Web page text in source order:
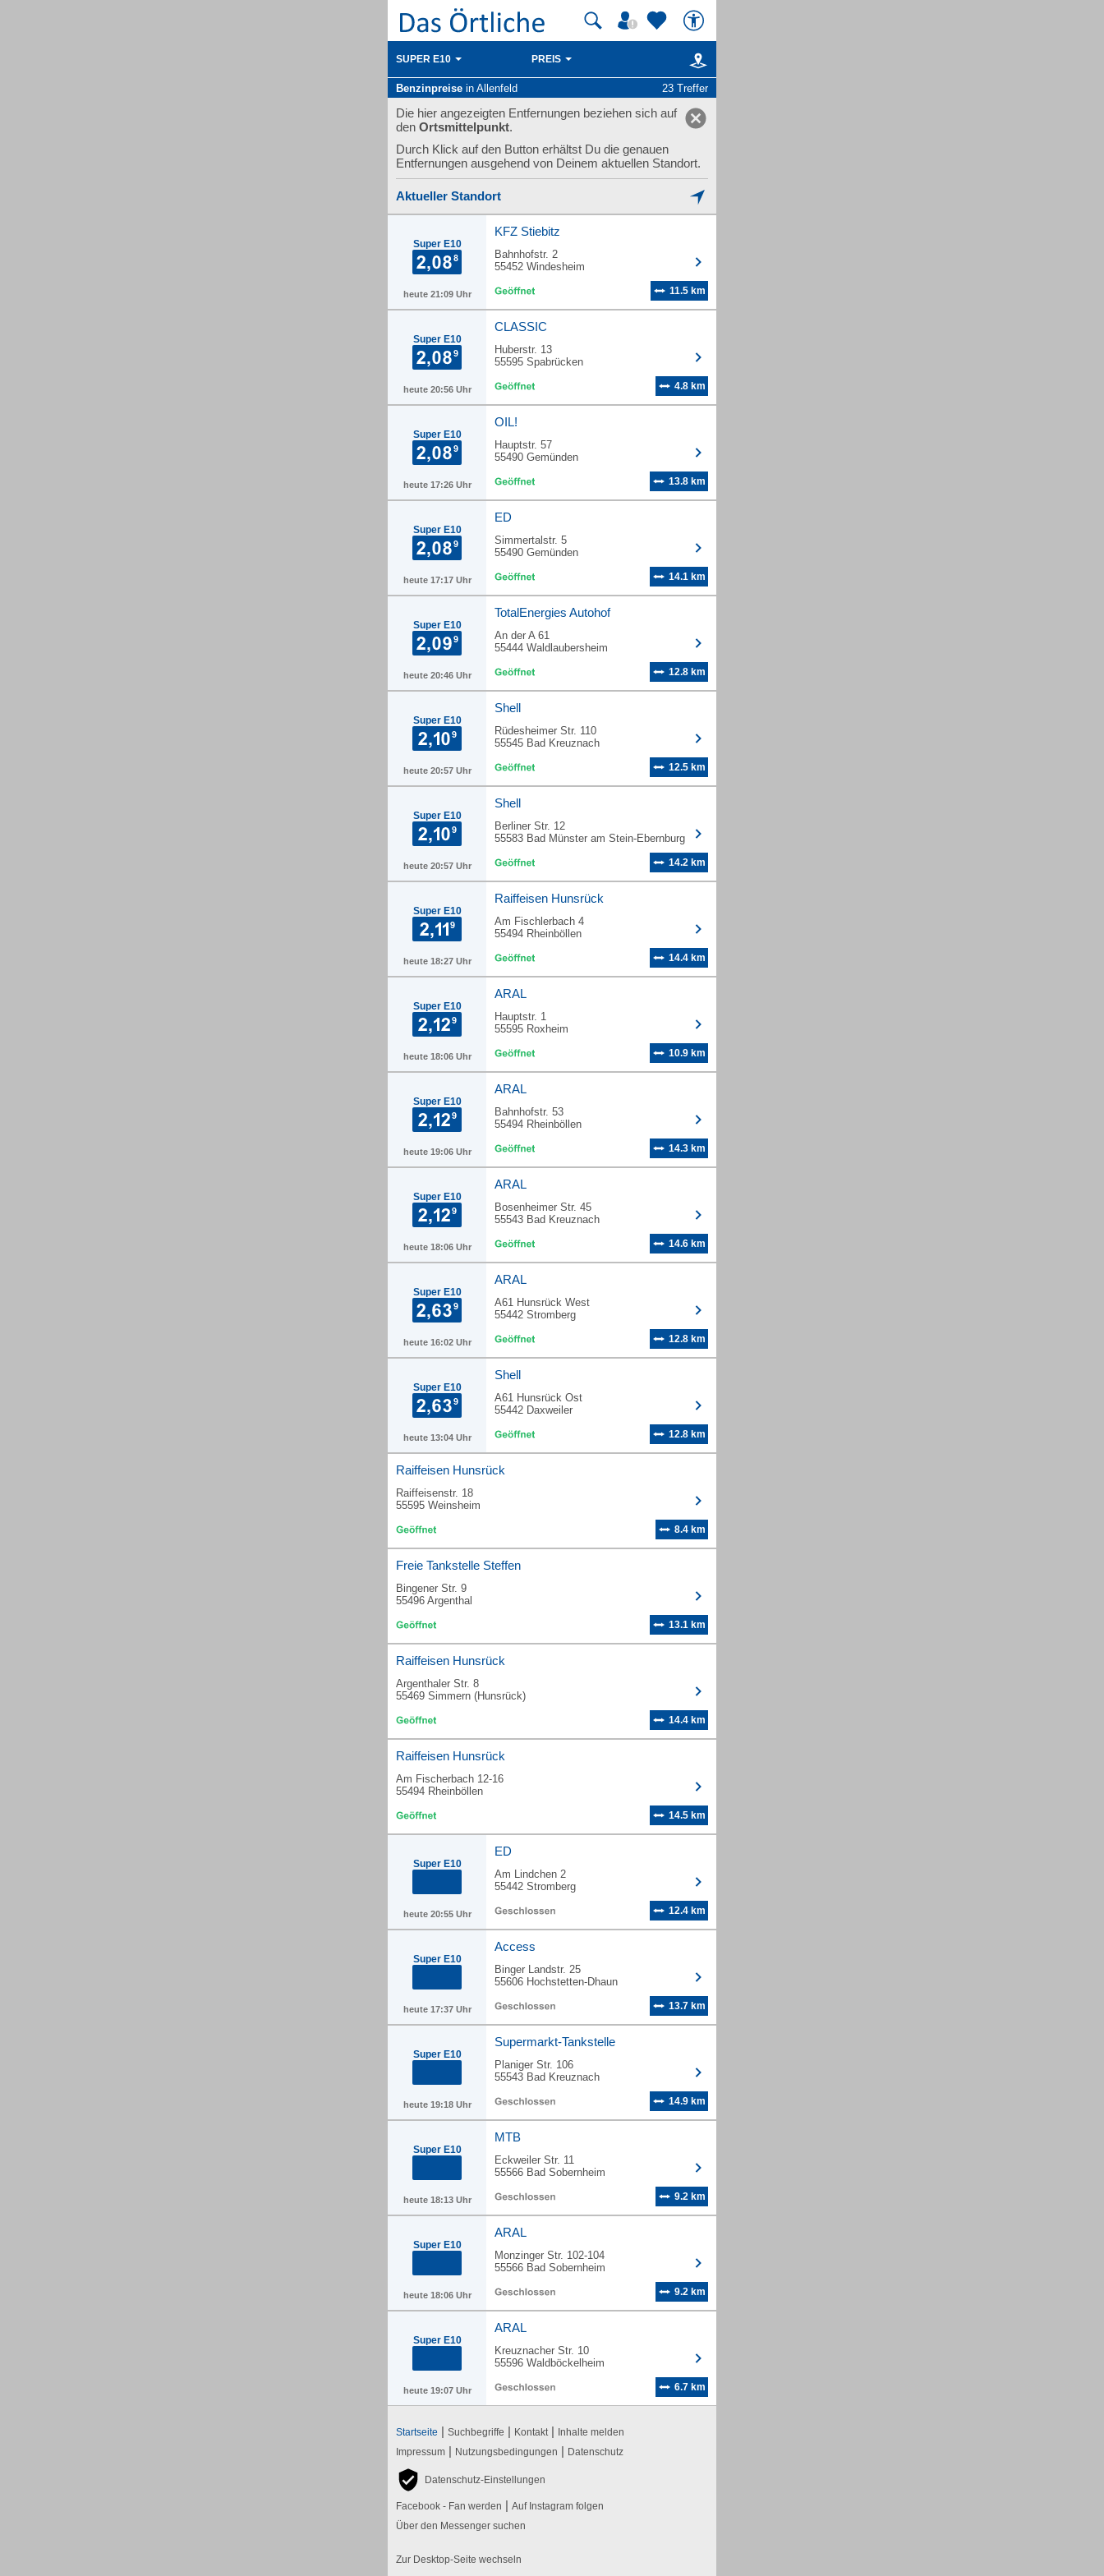
SUPER E10 PREIS
Benzinpreise in Allenfeld 23 Treffer
Die hier angezeigten Entfernungen beziehen sich auf
den Ortsmittelpunkt.
Durch Klick auf den Button erhältst Du die genauen
Entfernungen ausgehend von Deinem aktuellen Standort.
Aktueller Standort
Super E10
heute 21:09 Uhr
KFZ Stiebitz
Bahnhofstr. 2
55452 Windesheim
11.5 km
Super E10
heute 20:56 Uhr
CLASSIC
Huberstr. 13
55595 Spabrücken
4.8 km
Super E10
heute 17:26 Uhr
OIL!
Hauptstr. 57
55490 Gemünden
13.8 km
Super E10
heute 17:17 Uhr
ED
Simmertalstr. 5
55490 Gemünden
14.1 km
Super E10
heute 20:46 Uhr
TotalEnergies Autohof
An der A 61
55444 Waldlaubersheim
12.8 km
Super E10
heute 20:57 Uhr
Shell
Rüdesheimer Str. 110
55545 Bad Kreuznach
12.5 km
Super E10
heute 20:57 Uhr
Shell
Berliner Str. 12
55583 Bad Münster am Stein-Ebernburg
14.2 km
Super E10
heute 18:27 Uhr
Raiffeisen Hunsrück
Am Fischlerbach 4
55494 Rheinböllen
14.4 km
Super E10
heute 18:06 Uhr
ARAL
Hauptstr. 1
55595 Roxheim
10.9 km
Super E10
heute 19:06 Uhr
ARAL
Bahnhofstr. 53
55494 Rheinböllen
14.3 km
Super E10
heute 18:06 Uhr
ARAL
Bosenheimer Str. 45
55543 Bad Kreuznach
14.6 km
Super E10
heute 16:02 Uhr
ARAL
A61 Hunsrück West
55442 Stromberg
12.8 km
Super E10
heute 13:04 Uhr
Shell
A61 Hunsrück Ost
55442 Daxweiler
12.8 km
Raiffeisen Hunsrück
Raiffeisenstr. 18
55595 Weinsheim
8.4 km
Freie Tankstelle Steffen
Bingener Str. 9
55496 Argenthal
13.1 km
Raiffeisen Hunsrück
Argenthaler Str. 8
55469 Simmern (Hunsrück)
14.4 km
Raiffeisen Hunsrück
Am Fischerbach 12-16
55494 Rheinböllen
14.5 km
Super E10
heute 20:55 Uhr
ED
Am Lindchen 2
55442 Stromberg
12.4 km
Super E10
heute 17:37 Uhr
Access
Binger Landstr. 25
55606 Hochstetten-Dhaun
13.7 km
Super E10
heute 19:18 Uhr
Supermarkt-Tankstelle
Planiger Str. 106
55543 Bad Kreuznach
14.9 km
Super E10
heute 18:13 Uhr
MTB
Eckweiler Str. 11
55566 Bad Sobernheim
9.2 km
Super E10
heute 18:06 Uhr
ARAL
Monzinger Str. 102-104
55566 Bad Sobernheim
9.2 km
Super E10
heute 19:07 Uhr
ARAL
Kreuznacher Str. 10
55596 Waldböckelheim
6.7 km
Startseite | Suchbegriffe | Kontakt | Inhalte melden
Impressum | Nutzungsbedingungen | Datenschutz
Datenschutz-Einstellungen
Facebook - Fan werden | Auf Instagram folgen
Über den Messenger suchen
Zur Desktop-Seite wechseln